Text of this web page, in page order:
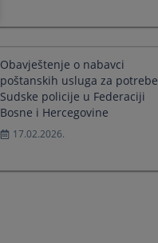
Obavještenje o nabavci
poštanskih usluga za potrebe
Sudske policije u Federaciji
Bosne i Hercegovine
17.02.2026.